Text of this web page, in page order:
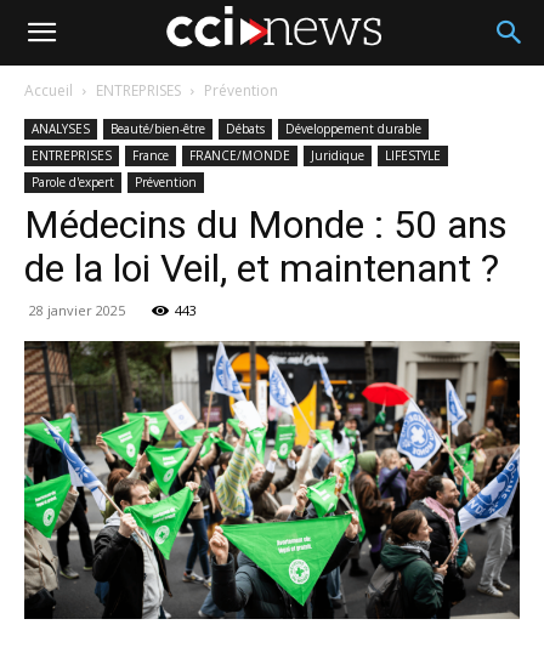
Accueil ENTREPRISES Prévention
ANALYSES Beauté/bien-être Débats
Développement durable
ENTREPRISES
France FRANCE/MONDE Juridique
LIFESTYLE
Parole d'expert
Prévention
Médecins du Monde : 50 ans
de la loi Veil, et maintenant ?
28 janvier 2025 443